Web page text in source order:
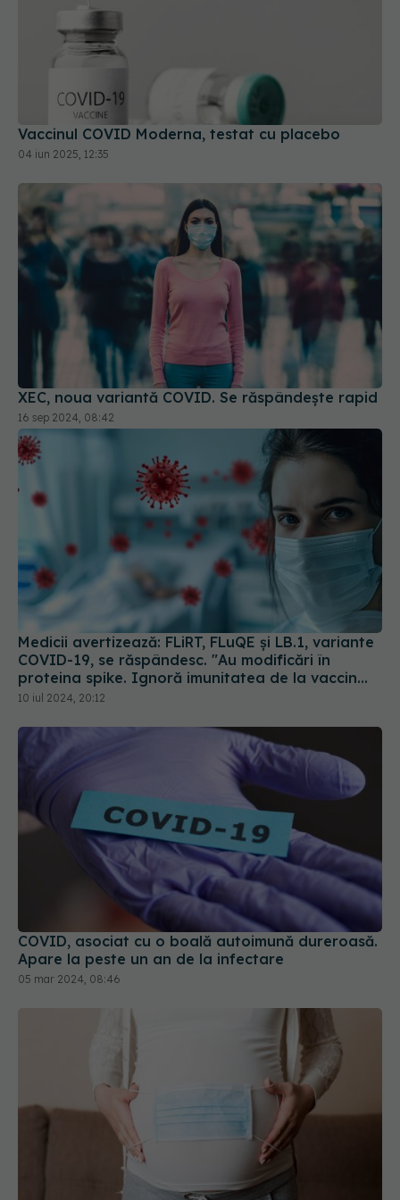
Vaccinul COVID Moderna, testat cu placebo
04 iun 2025, 12:35
XEC, noua variantă COVID. Se răspândește rapid
16 sep 2024, 08:42
Medicii avertizează: FLiRT, FLuQE și LB.1, variante
COVID-19, se răspândesc. "Au modificări în
proteina spike. Ignoră imunitatea de la vaccin
sau infectarea anterioară
10 iul 2024, 20:12
COVID, asociat cu o boală autoimună dureroasă.
Apare la peste un an de la infectare
05 mar 2024, 08:46